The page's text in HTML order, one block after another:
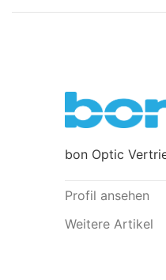
bon Optic
Profil ansehen
Weitere Artikel